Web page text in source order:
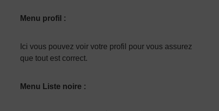
Menu profil :
Ici vous pouvez voir votre profil pour vous assurez
que tout est correct.
Menu Liste noire :